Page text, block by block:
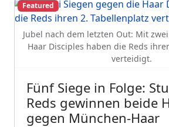
Jubel nach dem letzten Out: Mit
Haar Disciples haben die Reds
verteidigt.
Featured
Fünf Siege in Folge:
Reds gewinnen beide
gegen München-Haar